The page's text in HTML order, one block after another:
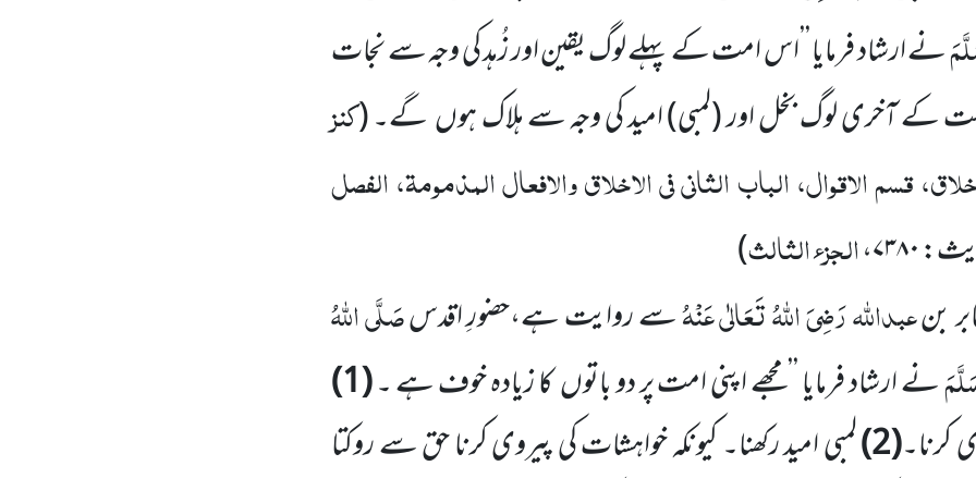
نے ارشادفرمایا ’’اس امت کے پہلے لوگ یقین اور زُہد کی وجہ سے نجات
کے آخری لوگ بخل اور(لمبی)امید کی وجہ سے ہلاک ہوںگے۔(کنز
قسم الاقوال، الباب الثانی فی الاخلاق والافعال المذمومۃ، الفصل
الجزء الثالث)
بنعبداللّٰہرَضِیَ اللّٰہُ تَعَالٰی عَنْہُسے روایت ہے،حضورِ اقدسصَلَّی اللّٰہُ
نے ارشادفرمایا ’’مجھے اپنی امت پر دو باتوںکا زیادہ خوف ہے ۔(
1
)
کرنا۔(
2
)لمبی امید رکھنا۔ کیونکہ خواہشاتکی پیروی کرنا حق سے روکتا